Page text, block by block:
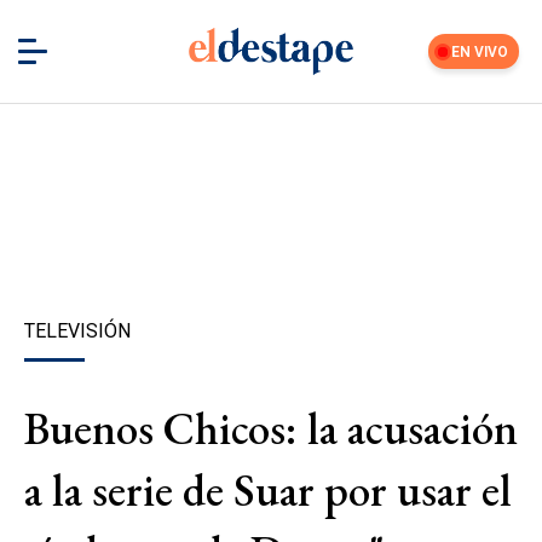
EN VIVO
TELEVISIÓN
Buenos Chicos: la acusación
a la serie de Suar por usar el